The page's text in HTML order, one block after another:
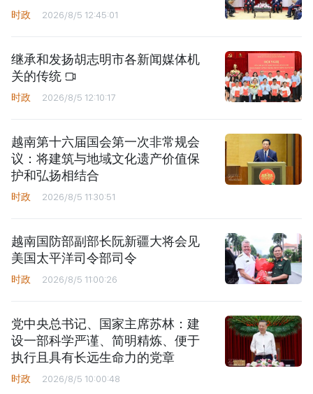
时政 2026/8/5 12:45:01
继承和发扬胡志明市各新闻媒体机
关的传统
时政 2026/8/5 12:10:17
越南第十六届国会第一次非常规会
议：将建筑与地域文化遗产价值保
护和弘扬相结合
时政 2026/8/5 11:30:51
越南国防部副部长阮新疆大将会见
美国太平洋司令部司令
时政 2026/8/5 11:00:26
党中央总书记、国家主席苏林：建
设一部科学严谨、简明精炼、便于
执行且具有长远生命力的党章
时政 2026/8/5 10:00:48